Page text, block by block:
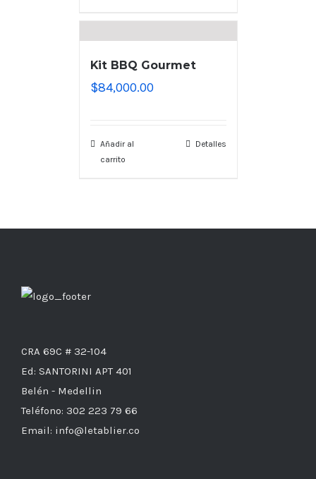
Kit BBQ Gourmet
$84,000.00
Añadir al
carrito
Detalles
CRA 69C # 32-104
Ed: SANTORINI APT 401
Belén - Medellin
Teléfono: 302 223 79 66
Email: info@letablier.co